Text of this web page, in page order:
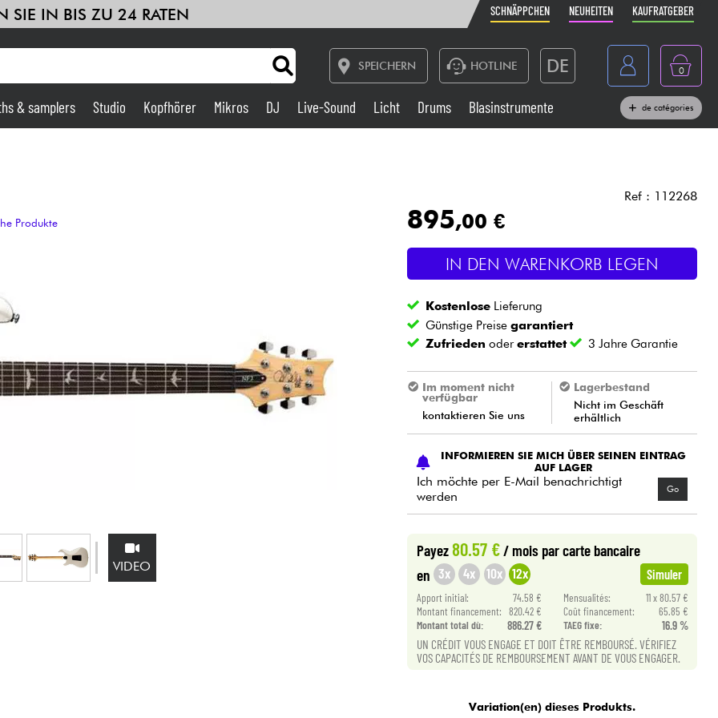
SIE IN BIS ZU 24 RATEN SCHNÄPPCHEN NEUHEITEN KAUFRATGEBER
SPEICHERN HOTLINE DE
Belgique
Nederland
0
Live-Sound
Blasinstrumente
Kabel & Zubehöre
Bundle
Sehen Sie sich unsere Marken an
& samplers Studio Kopfhörer Mikros DJ Live-Sound Licht Drums Blasinstrumente de catégories
Produkte
VIDEO
Ref : 112268
895,00 €
IN DEN WARENKORB LEGEN
Kostenlose Lieferung
Günstige Preisegarantiert
Zufrieden odererstattet 3 Jahre Garantie
Im moment nicht
verfügbar
kontaktieren Sie uns
Lagerbestand
Nicht im Geschäft
erhältlich
INFORMIEREN SIE MICH ÜBER SEINEN EINTRAG
AUF LAGER
Ich möchte per E-Mail benachrichtigt
werden
Go
Payez 80.57 €/ mois par carte bancaire
en 3x 4x 10x 12x Simuler
Apport initial: 74.58 € Mensualités:
11 x 80.57 €
Montant financement: 820.42 € Coût financement:
65.85 €
Montant total dù:
886.27 € TAEG fixe: 16.9 %
UN CRÉDIT VOUS ENGAGE ET DOIT ÊTRE REMBOURSÉ. VÉRIFIEZ
VOS CAPACITÉS DE REMBOURSEMENT AVANT DE VOUS ENGAGER.
Variation(en) dieses Produkts.